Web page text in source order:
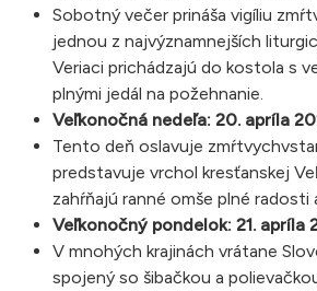
Sobotný večer prináša vigíliu
jednou z najvýznamnejších
Veriaci prichádzajú do kostola s
plnými jedál na požehnanie.
Veľkonočná nedeľa: 20. apríla
Tento deň oslavuje
predstavuje vrchol kresťanskej
zahŕňajú ranné omše plné radosti
Veľkonočný pondelok: 21. apríla
V mnohých krajinách vrátane
spojený so šibačkou a